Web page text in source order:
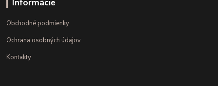
Obchodné podmienky
Ochrana osobných údajov
Kontakty